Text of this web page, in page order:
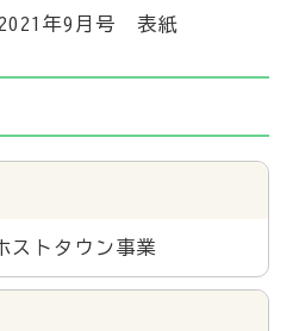
ストタウン事業